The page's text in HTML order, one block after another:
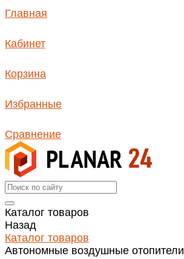
Главная
Кабинет
Корзина
Избранные
Сравнение
Каталог товаров
Назад
Каталог товаров
Автономные воздушные отопители